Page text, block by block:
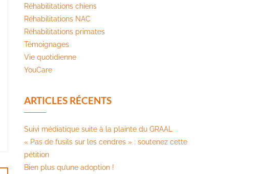
Réhabilitations chiens
Réhabilitations NAC
Réhabilitations primates
Témoignages
Vie quotidienne
YouCare
ARTICLES RÉCENTS
Suivi médiatique suite à la plainte du GRAAL
« Pas de fusils sur les cendres » : soutenez cette
pétition​
Bien plus qu’une adoption !